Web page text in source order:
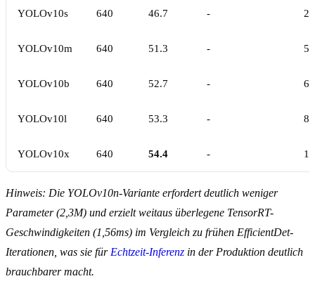
YOLOv10s 640 46.7 -
YOLOv10m 640 51.3 -
YOLOv10b 640 52.7 -
YOLOv10l 640 53.3 -
YOLOv10x 640 54.4 -
Hinweis: Die YOLOv10n-Variante erfordert deutlich weniger
Parameter (2,3M) und erzielt weitaus überlegene TensorRT-
Geschwindigkeiten (1,56ms) im Vergleich zu frühen EfficientDet-
Iterationen, was sie für Echtzeit-Inferenz in der Produktion deutlich
brauchbarer macht.